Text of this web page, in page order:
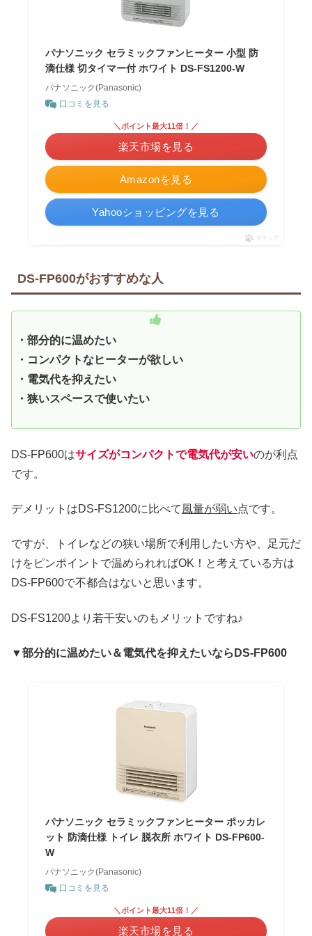
パナソニック セラミックファンヒーター 小型 防
滴仕様 切タイマー付 ホワイト DS-FS1200-W
パナソニック(Panasonic)
口コミを見る
Amazonを見る
＼ポイント最大11倍！／
楽天市場を見る
Yahooショッピングを見る
ポチップ
DS-FP600がおすすめな人
・部分的に温めたい
・コンパクトなヒーターが欲しい
・電気代を抑えたい
・狭いスペースで使いたい
DS-FP600はサイズがコンパクトで電気代が安いのが利点
です。
デメリットはDS-FS1200に比べて 風量が弱い点です。
ですが、トイレなどの狭い場所で利用したい方や、足元だ
けをピンポイントで温められればOK！と考えている方は
DS-FP600で不都合はないと思います。
DS-FS1200より若干安いのもメリットですね♪
▼部分的に温めたい＆電気代を抑えたいならDS-FP600
パナソニック セラミックファンヒーター ポッカレ
ット 防滴仕様 トイレ 脱衣所 ホワイト DS-FP600-
W
パナソニック(Panasonic)
口コミを見る
＼ポイント最大11倍！／
楽天市場を見る